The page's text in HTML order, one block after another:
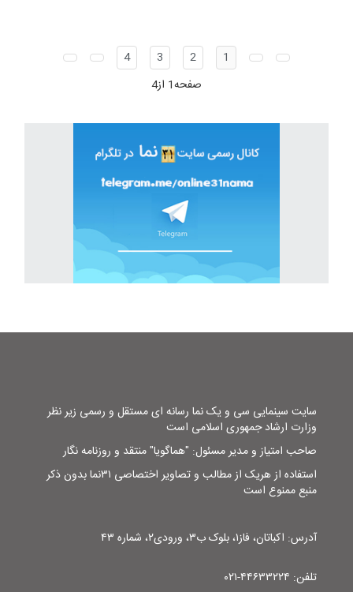
1
2
3
4
صفحه1 از4
سایت سینمایی سی و یک نما رسانه ای مستقل و رسمی زیر نظر
وزارت ارشاد جمهوری اسلامی است
صاحب امتیاز و مدیر مسئول: "هماگویا" منتقد و روزنامه نگار
استفاده از هریک از مطالب و تصاویر اختصاصی ۳۱نما بدون ذکر
منبع ممنوع است
آدرس: اکباتان، فاز۱، بلوک ب۳، ورودی۲، شماره ۴۳
تلفن: ۴۴۶۳۳۲۲۴-۰۲۱